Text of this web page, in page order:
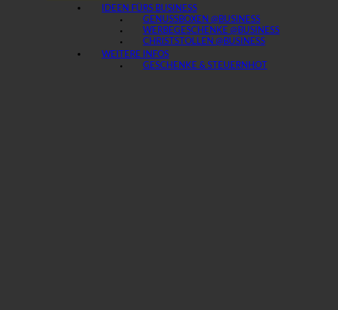
IDEEN FÜRS BUSINESS
GENUSSBOXEN @BUSINESS
WERBEGESCHENKE @BUSINESS
CHRISTSTOLLEN @BUSINESS
WEITERE INFOS
GESCHENKE & STEUERN